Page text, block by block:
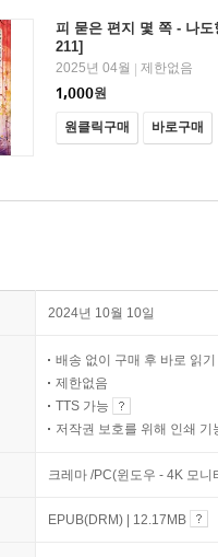
피 묻은 편지 몇 쪽 - 나
211]
2025년 04월 | 제한없음
1,000원
원클릭구매 바로구매
2024년 10월 10일
배송 없이 구매 후 바로 읽기
제한없음
TTS 가능
저작권 보호를 위해 인쇄 기
크레마 /PC(윈도우 - 4K 모
EPUB(DRM) | 12.17MB